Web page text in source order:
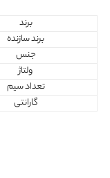
برند
برند سازنده
جنس
ولتاژ
تعداد سیم
گارانتی